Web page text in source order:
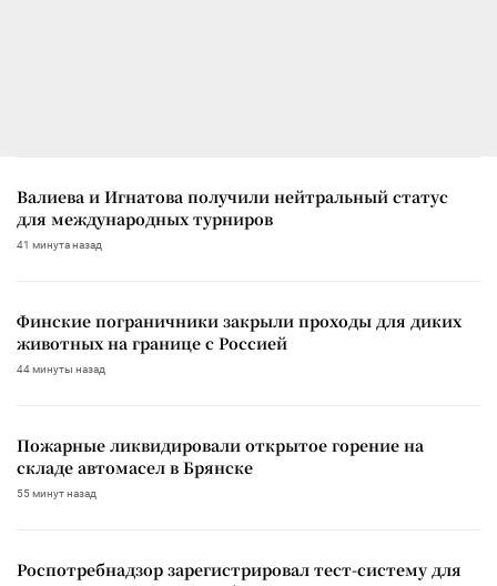
Валиева и Игнатова получили нейтральный статус
для международных турниров
41 минута назад
Финские пограничники закрыли проходы для диких
животных на границе с Россией
44 минуты назад
Пожарные ликвидировали открытое горение на
складе автомасел в Брянске
55 минут назад
Роспотребнадзор зарегистрировал тест-систему для